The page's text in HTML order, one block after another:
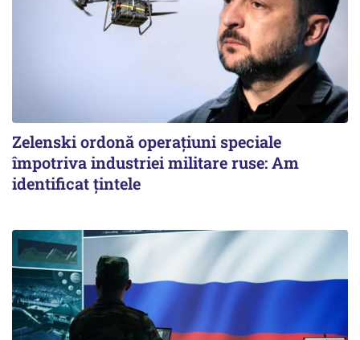
Zelenski ordonă operațiuni speciale
împotriva industriei militare ruse: Am
identificat țintele